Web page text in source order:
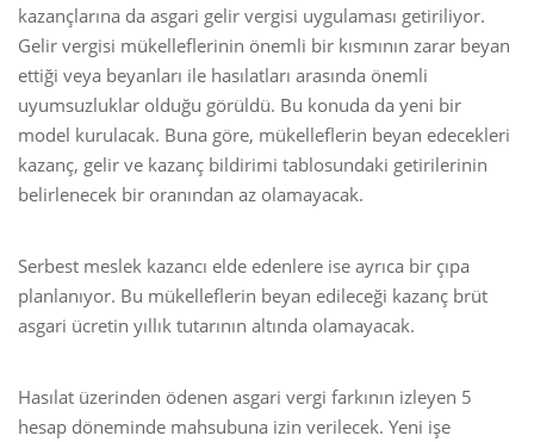
kazançlarına da asgari gelir vergisi uygulaması getiriliyor.
Gelir vergisi mükelleflerinin önemli bir kısmının zarar beyan
ettiği veya beyanları ile hasılatları arasında önemli
uyumsuzluklar olduğu görüldü. Bu konuda da yeni bir
model kurulacak. Buna göre, mükelleflerin beyan edecekleri
kazanç, gelir ve kazanç bildirimi tablosundaki getirilerinin
belirlenecek bir oranından az olamayacak.
Serbest meslek kazancı elde edenlere ise ayrıca bir çıpa
planlanıyor. Bu mükelleflerin beyan edileceği kazanç brüt
asgari ücretin yıllık tutarının altında olamayacak.
Hasılat üzerinden ödenen asgari vergi farkının izleyen 5
hesap döneminde mahsubuna izin verilecek. Yeni işe